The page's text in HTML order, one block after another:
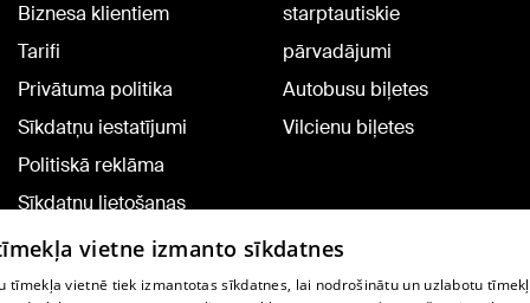
Biznesa klientiem
Tarifi
Privātuma politika
Sīkdatņu iestatījumi
Politiskā reklāma
Sīkdatņu lietošanas
noteikumi
Komentāru pievienošana
starptautiskie
pārvadājumi
Autobusu biļetes
Vilcienu biļetes
vietne izmanto sīkdatnes
tīmekļa vietnē tiek izmantotas sīkdatnes, lai nodrošinātu un uzlabotu